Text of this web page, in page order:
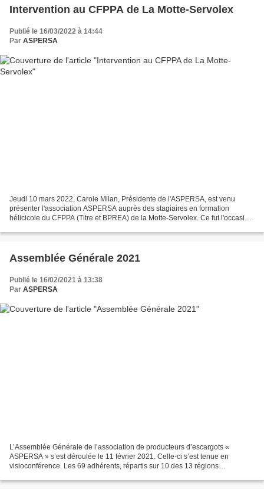
Intervention au CFPPA de La Motte-Servolex
Publié le 16/03/2022 à 14:44
Par ASPERSA
Jeudi 10 mars 2022, Carole Milan, Présidente de l'ASPERSA, est venu
présenter l'association ASPERSA auprès des stagiaires en formation
hélicicole du CFPPA (Titre et BPREA) de la Motte-Servolex. Ce fut l'occasion
Assemblée Générale 2021
Publié le 16/02/2021 à 13:38
Par ASPERSA
L’Assemblée Générale de l’association de producteurs d’escargots «
ASPERSA » s’est déroulée le 11 février 2021. Celle-ci s’est tenue en
visioconférence. Les 69 adhérents, répartis sur 10 des 13 régions